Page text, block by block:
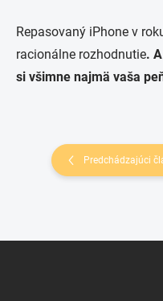
Repasovaný iPhone v
racionálne rozhodnutie.
si všimne najmä vaša
Predchádzajúci